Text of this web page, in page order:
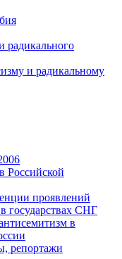
радикального
и радикальному
Российской
проявлений
государствах СНГ
в
репортажи